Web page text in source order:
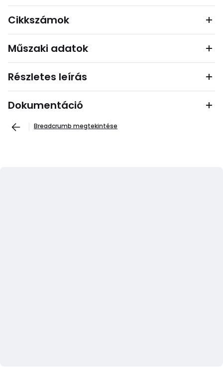
Cikkszámok
Műszaki adatok
Részletes leírás
Dokumentáció
Breadcrumb megtekintése